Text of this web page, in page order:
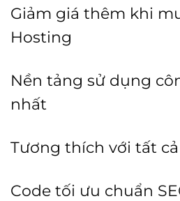
Giảm giá thêm khi
Hosting
Nền tảng sử dụng
nhất
Tương thích với tất
Code tối ưu chuẩn